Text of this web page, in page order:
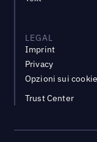
LEGAL
Imprint
Privacy
Opzioni sui cookie
Trust Center